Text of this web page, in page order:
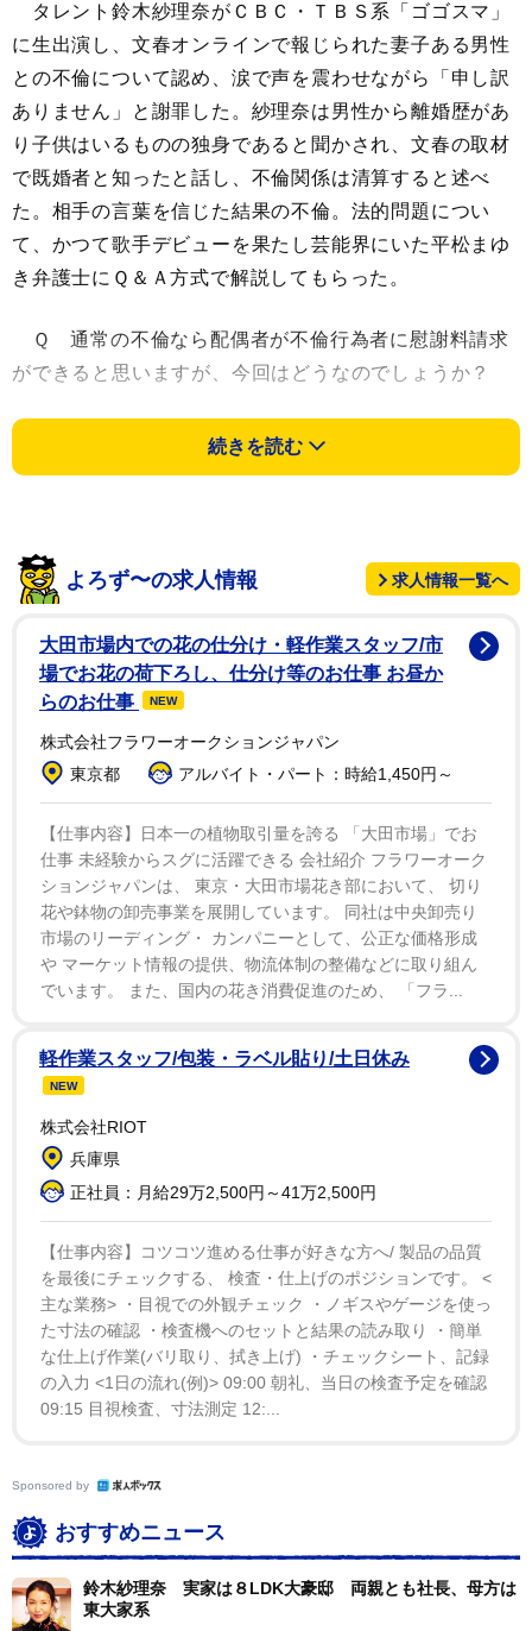
タレント鈴木紗理奈がＣＢＣ・ＴＢＳ系「ゴゴスマ」
に生出演し、文春オンラインで報じられた妻子ある男性
との不倫について認め、涙で声を震わせながら「申し訳
ありません」と謝罪した。紗理奈は男性から離婚歴があ
り子供はいるものの独身であると聞かされ、文春の取材
で既婚者と知ったと話し、不倫関係は清算すると述べ
た。相手の言葉を信じた結果の不倫。法的問題につい
て、かつて歌手デビューを果たし芸能界にいた平松まゆ
き弁護士にＱ＆Ａ方式で解説してもらった。
Ｑ 通常の不倫なら配偶者が不倫行為者に慰謝料請求
ができると思いますが、今回はどうなのでしょうか？
Ａ 一般論ですが、仮に夫婦の双方に離婚意思があっ
て離婚協議をしているような状況であれば、婚姻関係は
しい交際相手ができても慰謝料は発生しません。
Ｑ 本件において、妻は男性の帰りを待っているとも
伝えられていますが、そうした場合はどうなりますか？
が勝手に出て行っただけなら話が違ってきます。問題な
のは、こうした状況を不倫相手がどのように認識してい
たかです。実務でもしばしば既婚者と交際することにつ
いて不倫相手に「過失」があったかどうかが問題となり
ます。
過去の裁判例では、お見合いパーティーに参加してい
た男性と交際をしたが実は男性は既婚だったというケー
といえば独身であることが大前提ですから無理もないと
いうわけですね。
あるいは、既婚ではあるけれども妻（夫）との関係は
とっくに冷めていて家庭内別居である等との説明を受け
信じたという程度では過失は否定されません。「妻
（夫）と近く離婚する」というのは不倫したい人間の常
套句ですから安易に信じてはいけないということでしょ
う。
今回のケースでは紗理奈氏が、相手の男性が独身であ
どうか、どれくらい無理もないと言えるかどうかですか
状況から「この人結婚してるんじゃないか」と疑うべき
シーンがどれくらいあったかで過失の有無が決まると思
われます。そういったシーンがなく、紗理奈氏が相手を
続きを読む
よろず〜の求人情報 求人情報一覧へ
大田市場内での花の仕分け・軽作業スタッフ/市
場でお花の荷下ろし、仕分け等のお仕事 お昼か
らのお仕事
NEW
株式会社フラワーオークションジャパン
東京都
アルバイト・パート：時給1,450円～
【仕事内容】日本一の植物取引量を誇る 「大田市場」でお
仕事 未経験からスグに活躍できる 会社紹介 フラワーオーク
ションジャパンは、 東京・大田市場花き部において、 切り
花や鉢物の卸売事業を展開しています。 同社は中央卸売り
市場のリーディング・ カンパニーとして、公正な価格形成
や マーケット情報の提供、物流体制の整備などに取り組ん
でいます。 また、国内の花き消費促進のため、 「フラ...
軽作業スタッフ/包装・ラベル貼り/土日休み
NEW
株式会社RIOT
兵庫県
正社員：月給29万2,500円～41万2,500円
【仕事内容】コツコツ進める仕事が好きな方へ/ 製品の品質
を最後にチェックする、 検査・仕上げのポジションです。 <
主な業務> ・目視での外観チェック ・ノギスやゲージを使っ
た寸法の確認 ・検査機へのセットと結果の読み取り ・簡単
な仕上げ作業(バリ取り、拭き上げ) ・チェックシート、記録
の入力 <1日の流れ(例)> 09:00 朝礼、当日の検査予定を確認
09:15 目視検査、寸法測定 12:...
Sponsored by
おすすめニュース
鈴木紗理奈 実家は８LDK大豪邸 両親とも社長、母方は
東大家系